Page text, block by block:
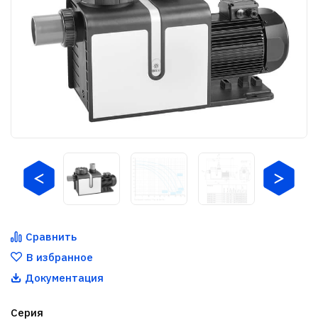
Сравнить
В избранное
Документация
Серия